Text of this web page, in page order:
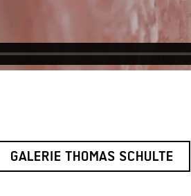
GALERIE THOMAS SCHULTE